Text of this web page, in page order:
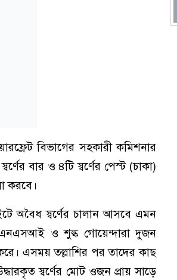
বিভাগের সহকারী কমিশনার
বার ও ৪টি স্বর্ণের পেস্ট (চাকা)
করবে।
অবৈধ স্বর্ণের চালান আসবে এমন
এনএসআই ও শুল্ক গোয়েন্দারা দুজন
এসময় তল্লাশির পর তাদের কাছ
স্বর্ণের মোট ওজন প্রায় সাড়ে